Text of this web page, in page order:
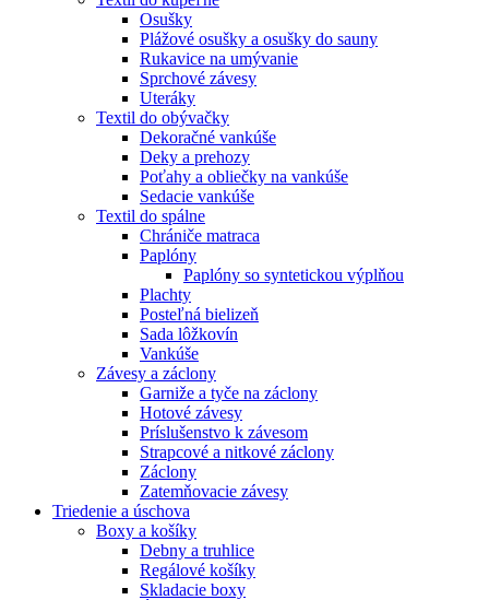
Osušky
Plážové osušky a osušky do sauny
Rukavice na umývanie
Sprchové závesy
Uteráky
Textil do obývačky
Dekoračné vankúše
Deky a prehozy
Poťahy a obliečky na vankúše
Sedacie vankúše
Textil do spálne
Chrániče matraca
Paplóny
Paplóny so syntetickou výplňou
Plachty
Posteľná bielizeň
Sada lôžkovín
Vankúše
Závesy a záclony
Garniže a tyče na záclony
Hotové závesy
Príslušenstvo k závesom
Strapcové a nitkové záclony
Záclony
Zatemňovacie závesy
Triedenie a úschova
Boxy a košíky
Debny a truhlice
Regálové košíky
Skladacie boxy